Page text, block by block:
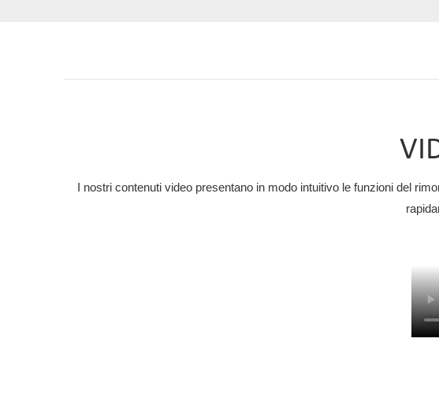
I nostri contenuti video presentano in modo intuitivo le funzioni del